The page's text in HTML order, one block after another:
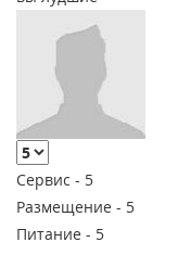
Сервис - 5
Размещение - 5
Питание - 5